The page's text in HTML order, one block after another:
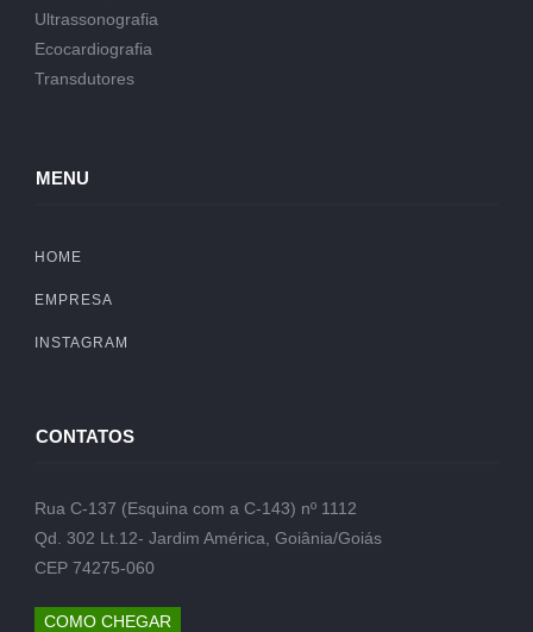
Ultrassonografia
Ecocardiografia
Transdutores
MENU
HOME
EMPRESA
INSTAGRAM
CONTATOS
Rua C-137 (Esquina com a C-143) nº 1112
Qd. 302 Lt.12- Jardim América, Goiânia/Goiás
CEP 74275-060
COMO CHEGAR